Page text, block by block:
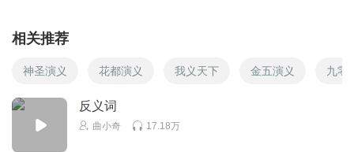
相关推荐
神圣演义 花都演义 我义天下 金五演义 九零
反义词
曲小奇 17.18万